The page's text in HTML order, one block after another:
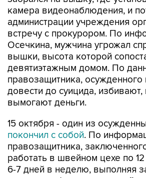
встречу с прокурором. По
Осечкина, мужчина угрожал
вышки, высота которой
девятиэтажным домом. По
правозащитника, осужденного
довести до суицида, избивают,
вымогают деньги.
15 октября - один из
правозащитника,
работать в швейном цехе по 12
6-7 дней в неделю, выполняя
крупных нефтяных компаний и
структур.